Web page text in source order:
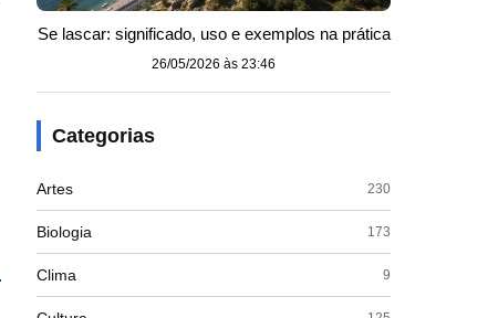
Se lascar: significado, uso e exemplos na prática
26/05/2026 às 23:46
Categorias
Artes 230
Biologia 173
Clima 9